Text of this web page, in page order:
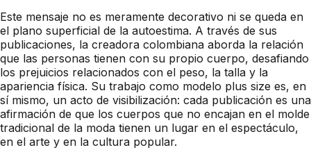
Este mensaje no es meramente decorativo ni se queda en
el plano superficial de la autoestima. A través de sus
publicaciones, la creadora colombiana aborda la relación
que las personas tienen con su propio cuerpo, desafiando
los prejuicios relacionados con el peso, la talla y la
apariencia física. Su trabajo como modelo plus size es, en
sí mismo, un acto de visibilización: cada publicación es una
afirmación de que los cuerpos que no encajan en el molde
tradicional de la moda tienen un lugar en el espectáculo,
en el arte y en la cultura popular.